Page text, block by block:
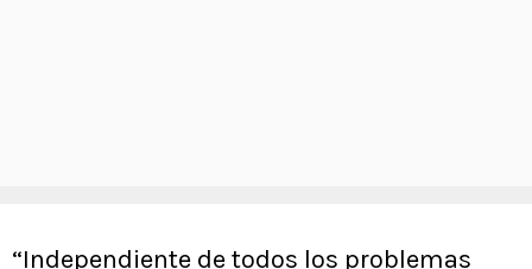
“Independiente de todos los problemas